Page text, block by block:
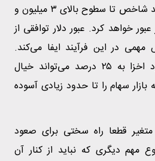
به گفته این کارشناس، رشد شاخص تا سطوح بالای ۳ میلیون و
عبور خواهد کرد. عبور دلار توافقی از
نقش مهمی در این فرآیند ایفا می‌کند.
همچنین کاهش نرخ سود اخزا به ۲۵ درصد می‌تواند خیال
بازار سهام را تا حدود زیادی آسوده
متغیر قطعا راه سختی برای صعود
مهم دیگری که نباید از کنار آن